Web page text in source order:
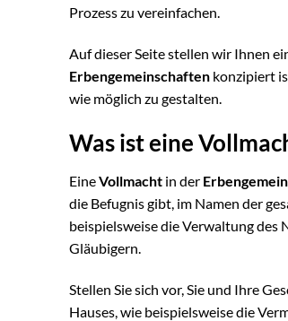
Prozess zu vereinfachen.
Auf dieser Seite stellen wir Ihnen
Erbengemeinschaften konzipiert
wie möglich zu gestalten.
Was ist eine
EineVollmacht in der
die Befugnis gibt, im Namen der
beispielsweise die Verwaltung des
Gläubigern.
Stellen Sie sich vor, Sie und Ihre
Hauses, wie beispielsweise die